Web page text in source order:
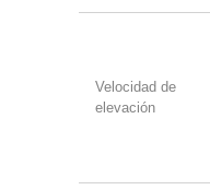
Velocidad de
elevación